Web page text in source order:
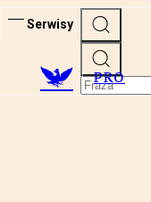
Serwisy
PRO